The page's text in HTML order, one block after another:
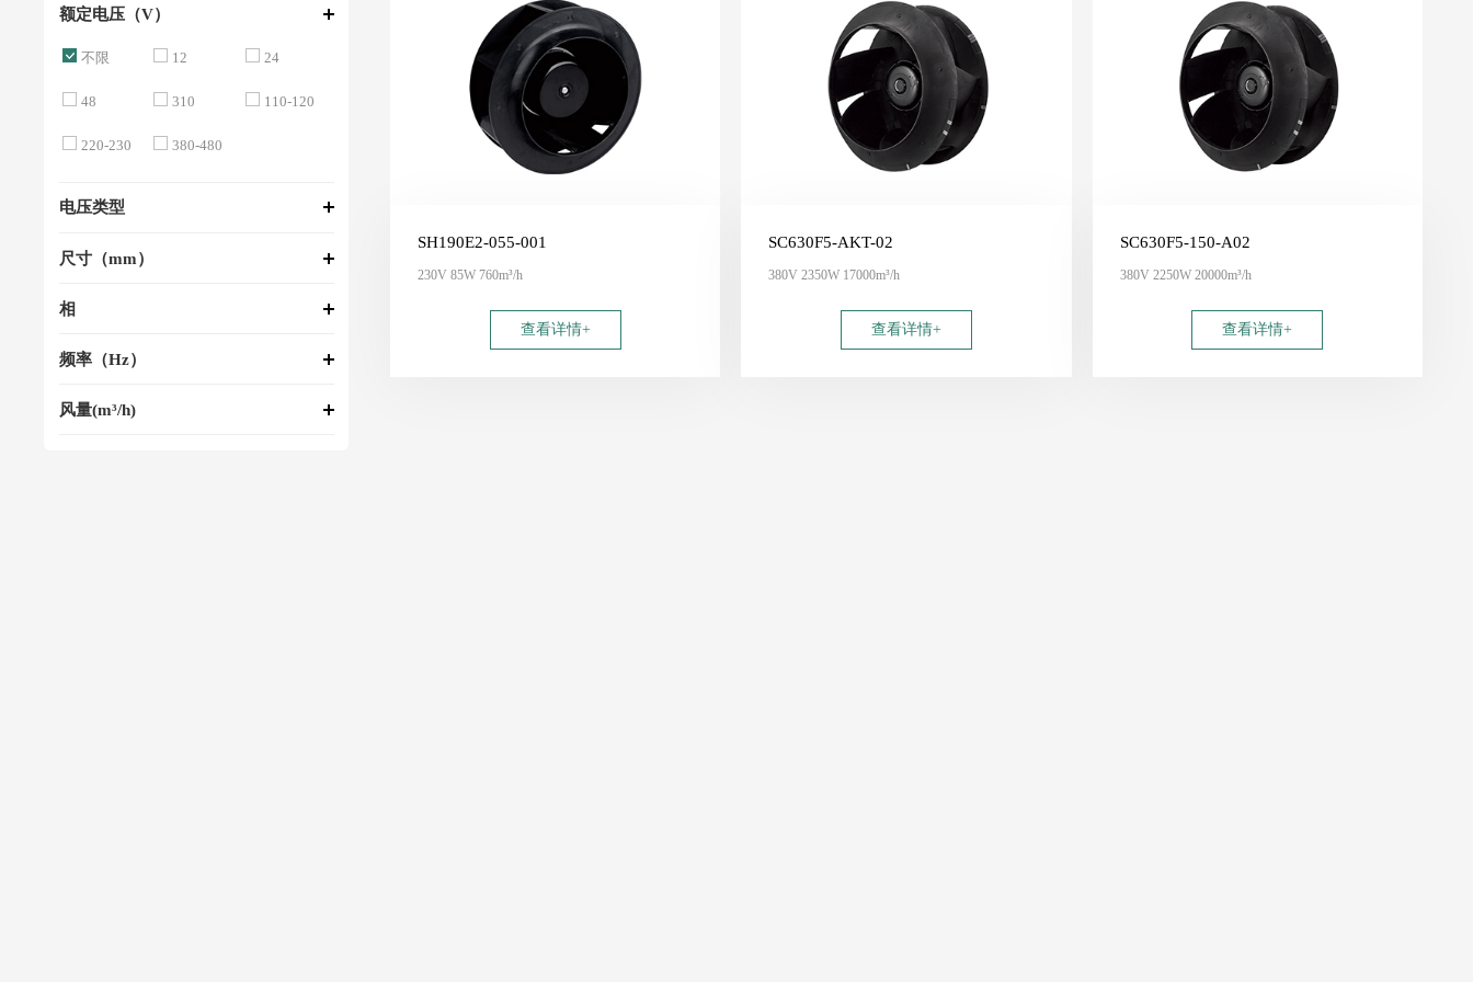
额定电压（V）
不限 12 24
48 310 110-120
220-230 380-480
电压类型
尺寸（mm）
相
频率（Hz）
风量(m³/h)
SH190E2-055-001
230V 85W 760m³/h
查看详情+
SC630F5-AKT-02
380V 2350W 17000m³/h
查看详情+
SC630F5-150-A02
380V 2250W 20000m³/h
查看详情+